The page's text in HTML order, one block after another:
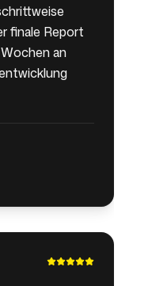
finale Report
an